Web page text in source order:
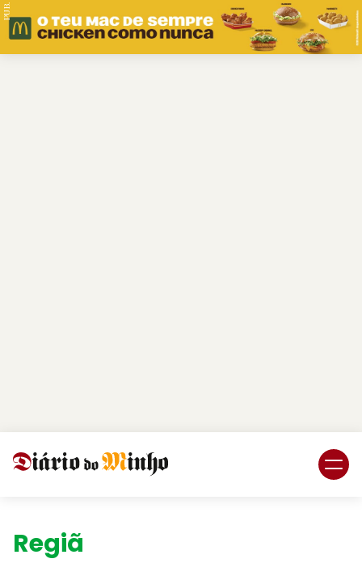
PUB.
Região.